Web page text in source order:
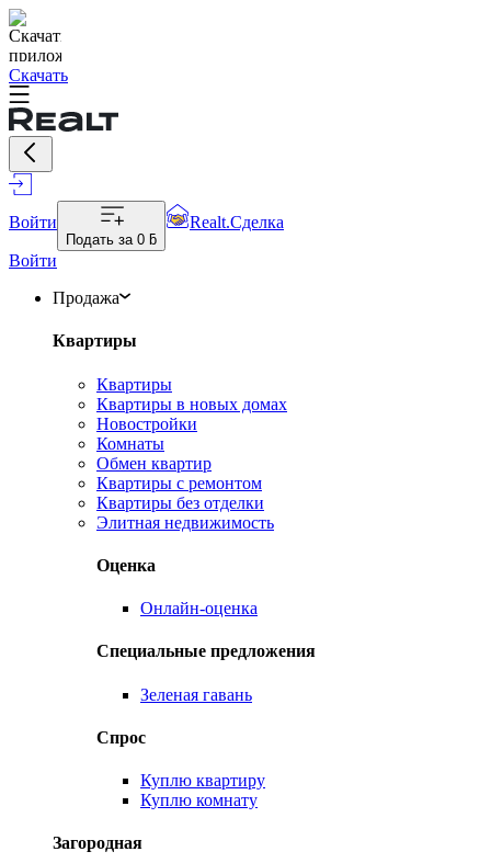
Скачать
Войти
Подать за 0 ƃ
Realt.Сделка
Войти
Продажа
Квартиры
Квартиры
Квартиры в новых домах
Новостройки
Комнаты
Обмен квартир
Квартиры с ремонтом
Квартиры без отделки
Элитная недвижимость
Оценка
Онлайн-оценка
Специальные предложения
Зеленая гавань
Спрос
Куплю квартиру
Куплю комнату
Загородная